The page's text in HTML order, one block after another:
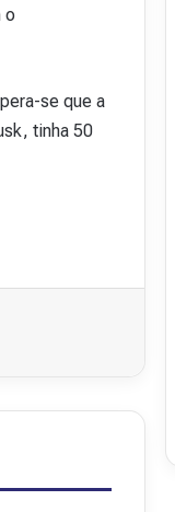
o
se que a
tinha 50